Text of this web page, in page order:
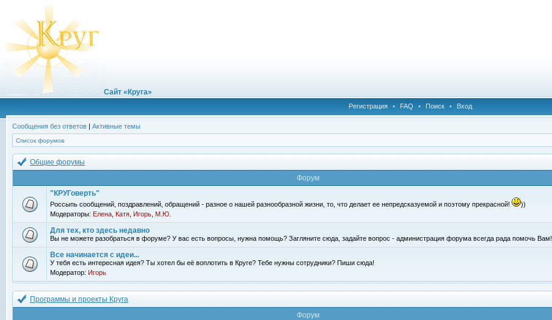
Сайт «Круга»
Регистрация • FAQ • Поиск • Вход
Сообщения без ответов | Активные темы
Список форумов
Общие форумы
Форум
"КРУГоверть"
Россыпь сообщений, поздравлений, обращений - разное о нашей разнообразной жизни, то, что делает ее непредсказуемой и поэтому прекрасной!
))
Модераторы: Елена Катя Игорь М.Ю.
Для тех, кто здесь недавно
Вы не можете разобраться в форуме? У вас есть вопросы, нужна помощь? Загляните сюда, задайте вопрос - администрация форума всегда рада помочь Вам!
Все начинается с идеи...
У тебя есть интересная идея? Ты хотел бы её воплотить в Круге? Тебе нужны сотрудники? Пиши сюда!
Модератор: Игорь
Программы и проекты Круга
Форум